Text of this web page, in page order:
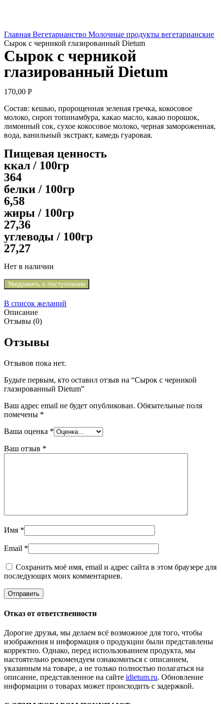
Главная Вегетарианство Молочные продукты вегетарианские
Сырок с черникой глазированный Dietum
Сырок с черникой
глазированный Dietum
170,00 Р
Состав: кешью, пророщенная зеленая гречка, кокосовое
молоко, сироп топинамбура, какао масло, какао порошок,
лимонный сок, сухое кокосовое молоко, черная замороженная,
вода, ванильный экстракт, камедь гуаровая.
Пищевая ценность
ккал / 100гр
364
белки / 100гр
6,58
жиры / 100гр
27,36
углеводы / 100гр
27,27
Нет в наличии
Уведомить о поступлении
В список желаний
Описание
Отзывы (0)
Отзывы
Отзывов пока нет.
Будьте первым, кто оставил отзыв на “Сырок с черникой
глазированный Dietum”
Ваш адрес email не будет опубликован. Обязательные поля
помечены *
Ваша оценка *
Ваш отзыв *
Имя *
Email *
Сохранить моё имя, email и адрес сайта в этом браузере для
последующих моих комментариев.
Отказ от ответственности
Дорогие друзья, мы делаем всё возможное для того, чтобы
изображения и информация о продукции были представлены
корректно. Однако, перед использованием продукта, мы
настоятельно рекомендуем ознакомиться с описанием,
указанным на товаре, а не только полностью полагаться на
описание, представленное на сайте idietum.ru. Обновление
информации о товарах может происходить с задержкой.